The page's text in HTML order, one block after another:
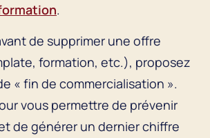
.
de supprimer une offre
formation, etc.), proposez
« fin de commercialisation ».
vous permettre de prévenir
de générer un dernier chiffre